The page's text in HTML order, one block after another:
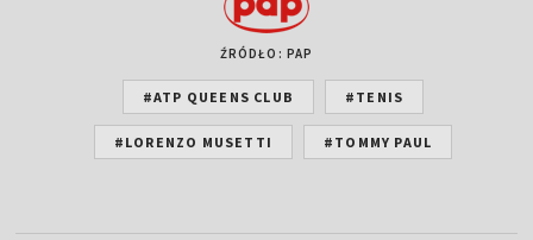
ŹRÓDŁO: PAP
#ATP QUEENS CLUB #TENIS
#LORENZO MUSETTI #TOMMY PAUL